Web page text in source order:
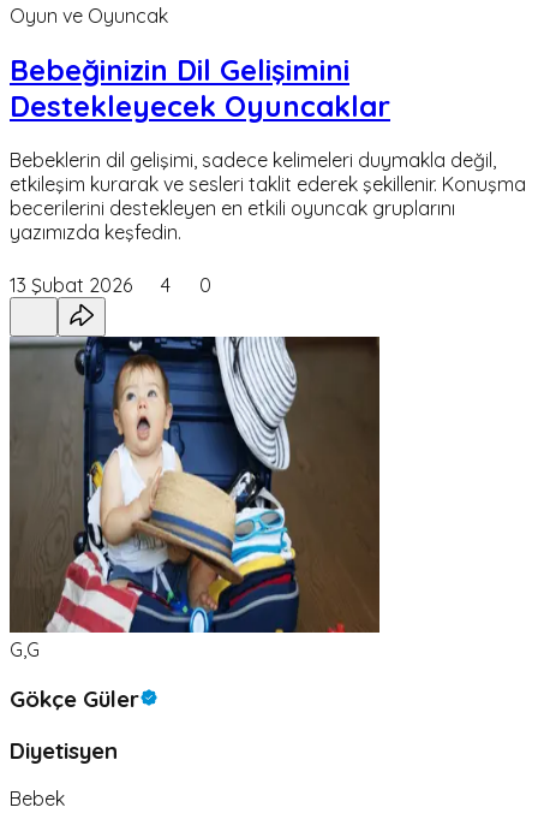
Oyun ve Oyuncak
Bebeğinizin Dil Gelişimini
Destekleyecek Oyuncaklar
Bebeklerin dil gelişimi, sadece kelimeleri duymakla değil,
etkileşim kurarak ve sesleri taklit ederek şekillenir. Konuşma
becerilerini destekleyen en etkili oyuncak gruplarını
yazımızda keşfedin.
13 Şubat 2026 4 0
G,G
Gökçe Güler
Diyetisyen
Bebek